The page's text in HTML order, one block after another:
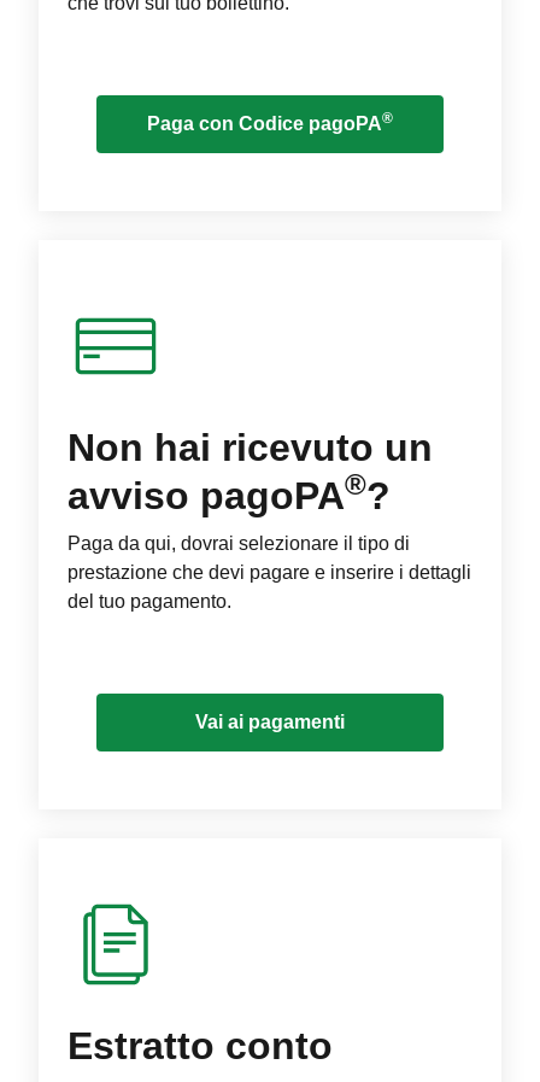
Paga con Codice pagoPA®
Non hai ricevuto un
avviso pagoPA®?
Paga da qui, dovrai selezionare il tipo di
prestazione che devi pagare e inserire i dettagli
del tuo pagamento.
Vai ai pagamenti
Estratto conto